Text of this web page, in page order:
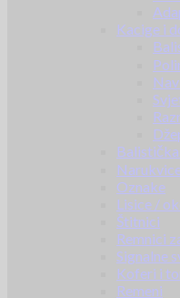
Kacige i
Oznake
Lisice /
Štitnici
Remnici
Signalne
Koferi i
Remeni